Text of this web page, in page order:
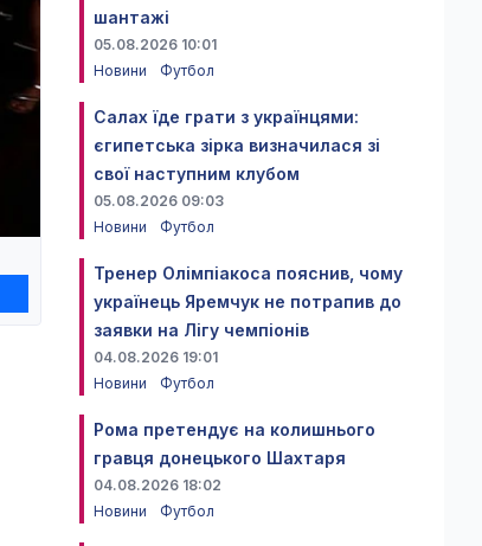
шантажі
05.08.2026 10:01
Новини
Футбол
Салах їде грати з українцями:
єгипетська зірка визначилася зі
свої наступним клубом
05.08.2026 09:03
Новини
Футбол
Тренер Олімпіакоса пояснив, чому
українець Яремчук не потрапив до
заявки на Лігу чемпіонів
04.08.2026 19:01
Новини
Футбол
Рома претендує на колишнього
гравця донецького Шахтаря
04.08.2026 18:02
Новини
Футбол